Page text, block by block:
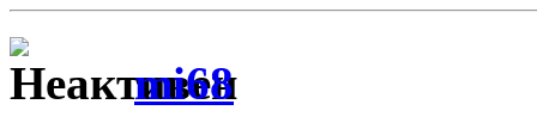
mi68